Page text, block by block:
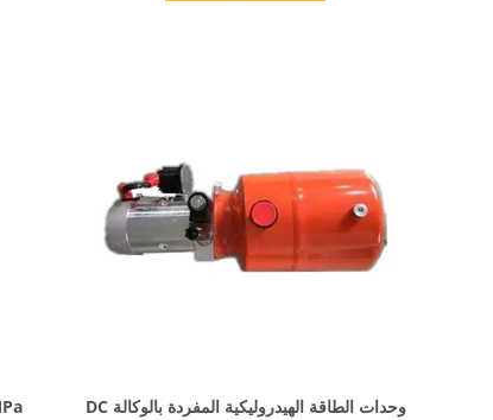
وحدات الطاقة الهيدروليكية المفردة بالوكالة DC